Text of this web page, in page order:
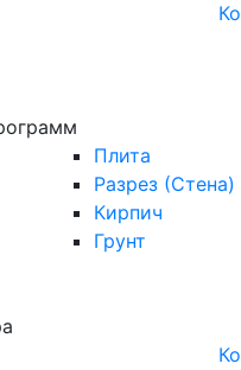
Плита
Разрез (Стена)
Кирпич
Грунт